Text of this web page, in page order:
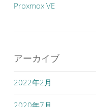
Proxmox VE
アーカイブ
2022年2月
2020年7月